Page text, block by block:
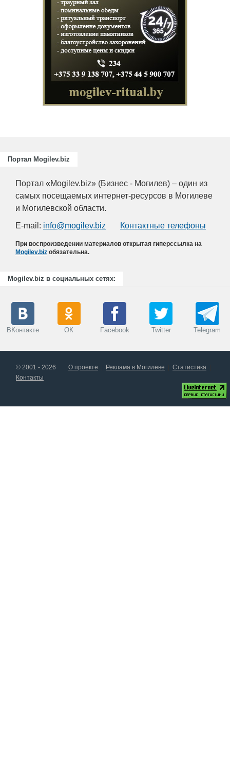
Портал Mogilev.biz
Портал «Mogilev.biz» (Бизнес - Могилев) – один из
самых посещаемых интернет-ресурсов в Могилеве
и Могилевской области.
E-mail: info@mogilev.biz Контактные телефоны
При воспроизведении материалов открытая гиперссылка на
Mogilev.biz обязательна.
Mogilev.biz в социальных сетях:
ВКонтакте ОК Facebook Twitter Telegram
© 2001 - 2026 О проекте Реклама в Могилеве
Статистика
Контакты